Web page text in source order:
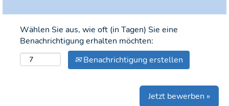
Wählen Sie aus, wie oft (in Tagen) Sie eine
Benachrichtigung erhalten möchten:
Benachrichtigung erstellen
Jetzt bewerben »